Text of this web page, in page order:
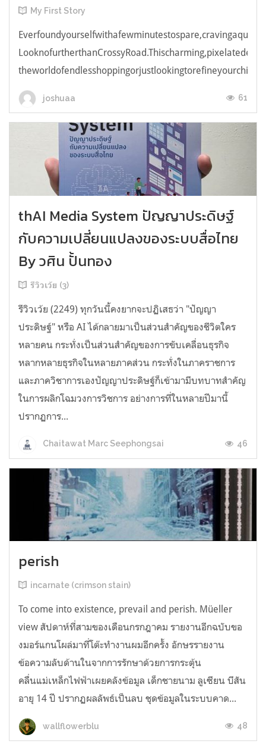
My First Story
joshuaa 61
thAI Media System ปัญญาประดิษฐ์
กับความเปลี่ยนแปลงของระบบสื่อไทย
By วศิน ปั้นทอง
รีวิวเว้ย (3)
รีวิวเว้ย (2249) ทุกวันนี้คงยากจะปฏิเสธว่า "ปัญญา
ประดิษฐ์" หรือ AI ได้กลายมาเป็นส่วนสำคัญของชีวิตใคร
หลายคน กระทั่งเป็นส่วนสำคัญของการขับเคลื่อนธุรกิจ
หลากหลายธุรกิจในหลายภาคส่วน กระทั่งในภาคราชการ
และภาควิชาการเองปัญญาประดิษฐ์ก็เข้ามามีบทบาทสำคัญ
ในการผลิกโฉมวงการวิชการ อย่างการที่ในหลายปีมานี้
ปรากฏการ...
Chaitawat Marc Seephongsai 46
perish
incarnate (crimson stain)
To come into existence, prevail and perish. Müeller
view สัปดาห์ที่สามของเดือนกรกฎาคม รายงานอีกฉบับขอ
งมอร์แกนโผล่มาที่โต๊ะทำงานผมอีกครั้ง อักษรรายงาน
ข้อความลับด้านในจากการรักษาด้วยการกระตุ้น
คลื่นแม่เหล็กไฟฟ้าเผยคลังข้อมูล เด็กชายนาม ลูเซียน บีสัน
อายุ 14 ปี ปรากฏผลลัพธ์เป็นลบ ชุดข้อมูลในระบบคาด...
wallflowerblu 48